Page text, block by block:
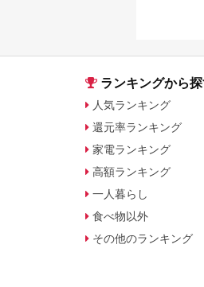
ランキングから
人気ランキング
還元率ランキング
家電ランキング
高額ランキング
一人暮らし
食べ物以外
その他のランキング